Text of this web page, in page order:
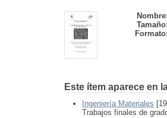
Este ítem aparece en
Ingeniería Materiales
Trabajos finales de